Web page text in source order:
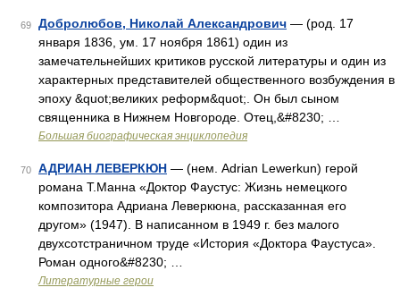
69 Добролюбов, Николай Александрович — (род. 17
января 1836, ум. 17 ноября 1861) один из
замечательнейших критиков русской литературы и один из
характерных представителей общественного возбуждения в
эпоху &quot;великих реформ&quot;. Он был сыном
священника в Нижнем Новгороде. Отец,&#8230; …
Большая биографическая энциклопедия
70 АДРИАН ЛЕВЕРКЮН — (нем. Adrian Lewerkun) герой
романа Т.Манна «Доктор Фаустус: Жизнь немецкого
композитора Адриана Леверкюна, рассказанная его
другом» (1947). В написанном в 1949 г. без малого
двухсотстраничном труде «История «Доктора Фаустуса».
Роман одного&#8230; …
Литературные герои